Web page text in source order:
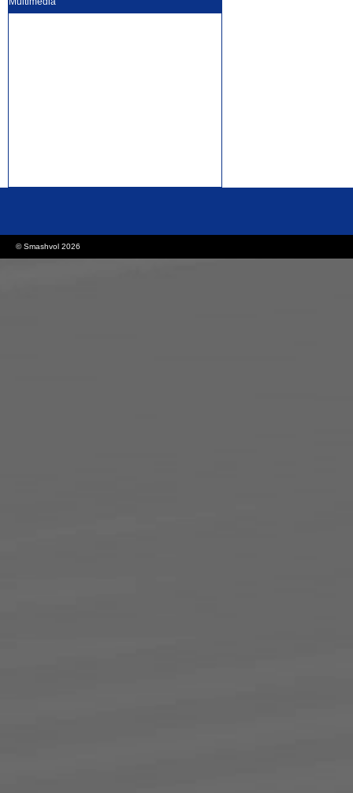
© Smashvol 2026